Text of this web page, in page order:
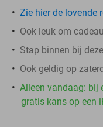
Zie hier de lovende
Ook leuk om
Stap binnen bij
Ook geldig op
Alleen vandaag: bij
gratis kans op een